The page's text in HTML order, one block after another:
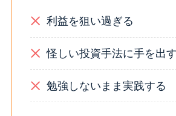
利益を狙い過ぎる
怪しい投資手法に手を出す
勉強しないまま実践する